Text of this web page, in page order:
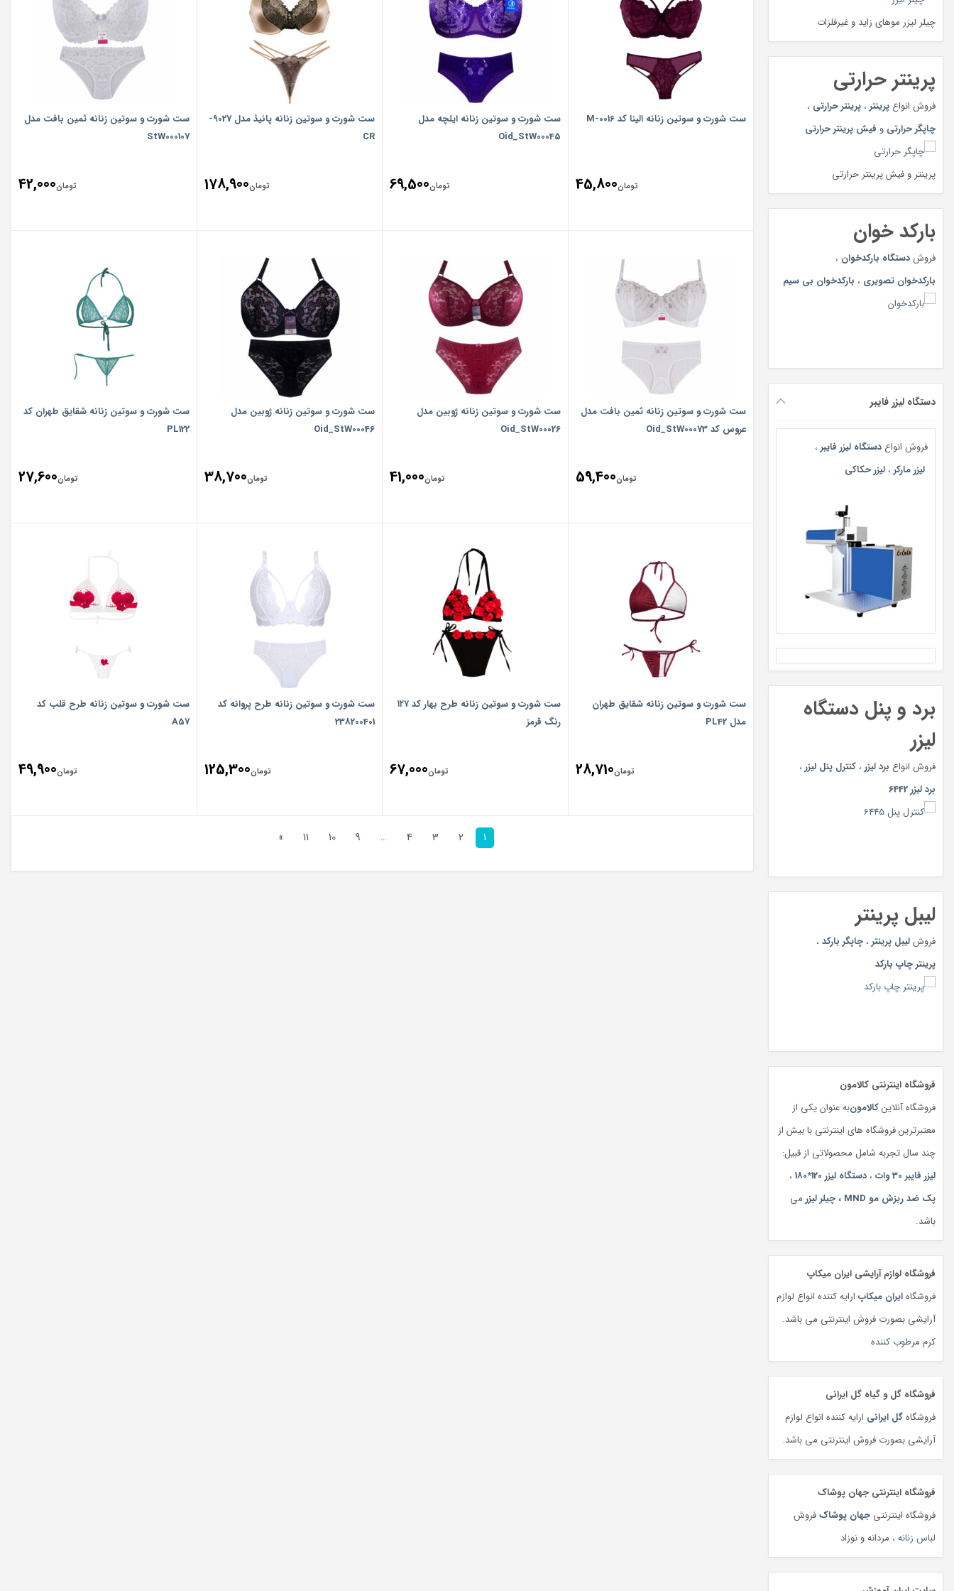
چیلر لیزر موهای زاید و غیرفلزات
پرینتر حرارتی
فروش انواع پرینتر ، پرینتر حرارتی ،
چاپگر حرارتی و فیش پرینتر حرارتی
پرینتر و فیش پرینتر حرارتی
بارکد خوان
فروشدستگاه بارکدخوان ،
بارکدخوان تصویری ، بارکدخوان بی سیم
دستگاه لیزر فایبر
فروش انواع دستگاه لیزر فایبر ،
لیزر مارکر ، لیزر حکاکی
برد و پنل دستگاه
لیزر
فروش انواع برد لیزر ، کنترل پنل لیزر ،
برد لیزر 6442
لیبل پرینتر
فروشلیبل پرینتر ، چاپگر بارکد ،
پرینتر چاپ بارکد
فروشگاه اینترنتی کالامون
فروشگاه آنلاینکالامونبه عنوان یکی از
معتبرترین فروشگاه های اینترنتی با بیش از
چند سال تجربه شامل محصولاتی از قبیل:
لیزر فایبر 30 وات
، دستگاه لیزر 120*180
،
پک ضد ریزش مو MND
، چیلر لیزر می
باشد.
فروشگاه لوازم آرایشی ایران میکاپ
فروشگاهایران میکاپ ارایه کننده انواع لوازم
آرایشی بصورت فروش اینترنتی می باشد.
کرم مرطوب کننده
فروشگاه گل و گیاه گل ایرانی
فروشگاهگل ایرانی ارایه کننده انواع لوازم
آرایشی بصورت فروش اینترنتی می باشد.
فروشگاه اینترنتی جهان پوشاک
فروشگاه اینترنتی جهان پوشاکفروش
لباس زنانه ، مردانه و نوزاد
ست شورت و سوتین زنانه الینا کد M-0016
تومان45,800
ست شورت و سوتین زنانه ایلچه مدل
Oid_StW00045
تومان69,500
ست شورت و سوتین زنانه پانیذ مدل 9027-
CR
تومان178,900
ست شورت و سوتین زنانه ثمین بافت مدل
StW000107
تومان42,000
ست شورت و سوتین زنانه ثمین بافت مدل
عروس کد Oid_StW00073
تومان59,400
ست شورت و سوتین زنانه ژوبین مدل
Oid_StW00026
تومان41,000
ست شورت و سوتین زنانه ژوبین مدل
Oid_StW00046
تومان38,700
ست شورت و سوتین زنانه شقایق طهران کد
PL122
تومان27,600
ست شورت و سوتین زنانه شقایق طهران
مدل PL42
تومان28,710
ست شورت و سوتین زنانه طرح بهار کد ۱۲۷
رنگ قرمز
تومان67,000
ست شورت و سوتین زنانه طرح پروانه کد
238200401
تومان125,300
ست شورت و سوتین زنانه طرح قلب کد
A57
تومان49,900
1
2
3
4
…
9
10
11
»